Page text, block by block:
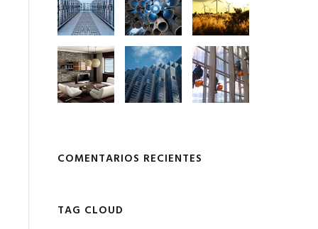
COMENTARIOS RECIENTES
TAG CLOUD